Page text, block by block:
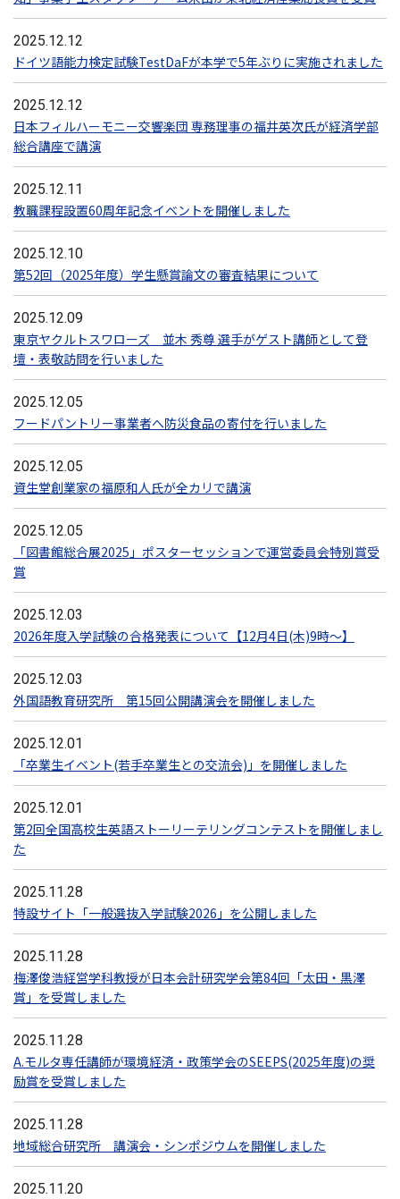
2025.12.12
ドイツ語能力検定試験TestDaFが本学で5年ぶりに実施されました
2025.12.12
日本フィルハーモニー交響楽団 専務理事の福井英次氏が経済学部
総合講座で講演
2025.12.11
教職課程設置60周年記念イベントを開催しました
2025.12.10
第52回（2025年度）学生懸賞論文の審査結果について
2025.12.09
東京ヤクルトスワローズ 並木 秀尊 選手がゲスト講師として登
壇・表敬訪問を行いました
2025.12.05
フードパントリー事業者へ防災食品の寄付を行いました
2025.12.05
資生堂創業家の福原和人氏が全カリで講演
2025.12.05
「図書館総合展2025」ポスターセッションで運営委員会特別賞受
賞
2025.12.03
2026年度入学試験の合格発表について【12月4日(木)9時～】
2025.12.03
外国語教育研究所 第15回公開講演会を開催しました
2025.12.01
「卒業生イベント(若手卒業生との交流会)」を開催しました
2025.12.01
第2回全国高校生英語ストーリーテリングコンテストを開催しまし
た
2025.11.28
特設サイト「一般選抜入学試験2026」を公開しました
2025.11.28
梅澤俊浩経営学科教授が日本会計研究学会第84回「太田・黒澤
賞」を受賞しました
2025.11.28
A.モルタ専任講師が環境経済・政策学会のSEEPS(2025年度)の奨
励賞を受賞しました
2025.11.28
地域総合研究所 講演会・シンポジウムを開催しました
2025.11.20